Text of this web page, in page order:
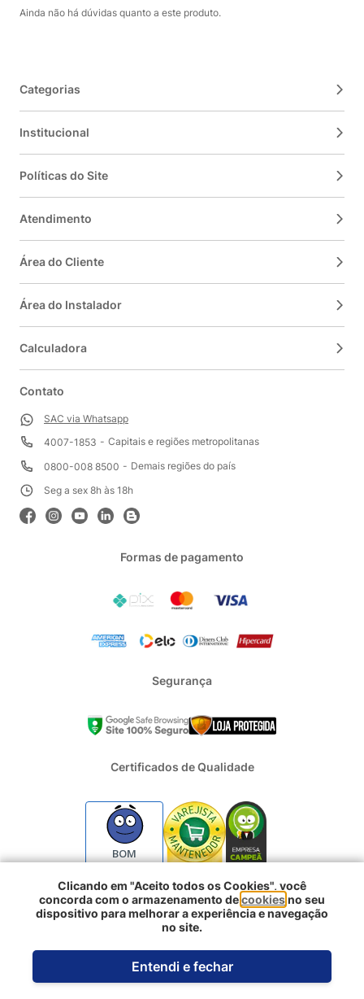
Ainda não há dúvidas quanto a este produto.
Categorias
Institucional
Políticas do Site
Atendimento
Área do Cliente
Área do Instalador
Calculadora
Contato
SAC via Whatsapp
4007-1853
Capitais e regiões metropolitanas
0800-008 8500
Demais regiões do país
Seg a sex 8h às 18h
Formas de pagamento
Segurança
Certificados de Qualidade
BOM
2024 - Todos os direitos reservados | REFRIGERACAO DUFRIO
COMERCIO E IMPORTACAO S.A. | CNPJ : 01.754.239/0001-10 |
Porto Alegre RS - CEP: 90230-011
Desenvolvido pela
Clicando em "Aceito todos os Cookies", você
concorda com o armazenamento decookiesno seu
dispositivo para melhorar a experiência e navegação
no site.
Entendi e fechar